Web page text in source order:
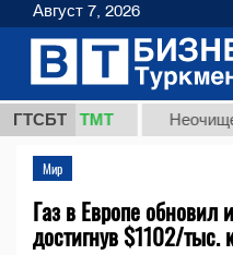
ГТСБТ
ТМТ Неочищенная
Мир
Газ в Европе обновил
достигнув $1102/тыс.
Август 7, 2026